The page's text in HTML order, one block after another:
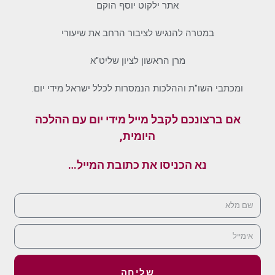
אתר ילקוט יוסף הוקם
במטרה להנגיש לציבור הרחב את שיעורי
מרן הראשון לציון שליט"א
ומכתבי השו"ת וההלכות הנמסרות לכלל ישראל מידי יום.
אם ברצונכם לקבל מייל מידי יום עם ההלכה
היומית,
נא הכניסו את כתובת המייל…
שליחה